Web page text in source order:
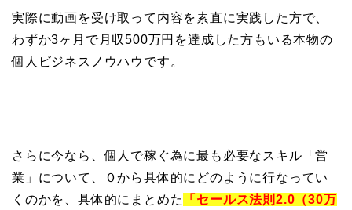
実際に動画を受け取って内容を素直に実践した方で、
わずか3ヶ月で月収500万円を達成した方もいる本物の
個人ビジネスノウハウです。
さらに今なら、個人で稼ぐ為に最も必要なスキル「営
業」について、０から具体的にどのように行なってい
くのかを、具体的にまとめた
「セールス法則2.0（30万